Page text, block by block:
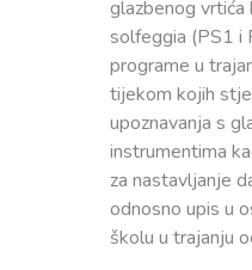
glazbenog vrtića
solfeggia (PS1 i
programe u
tijekom kojih
upoznavanja s
instrumentima
za nastavljanje
odnosno upis u
školu u trajanju